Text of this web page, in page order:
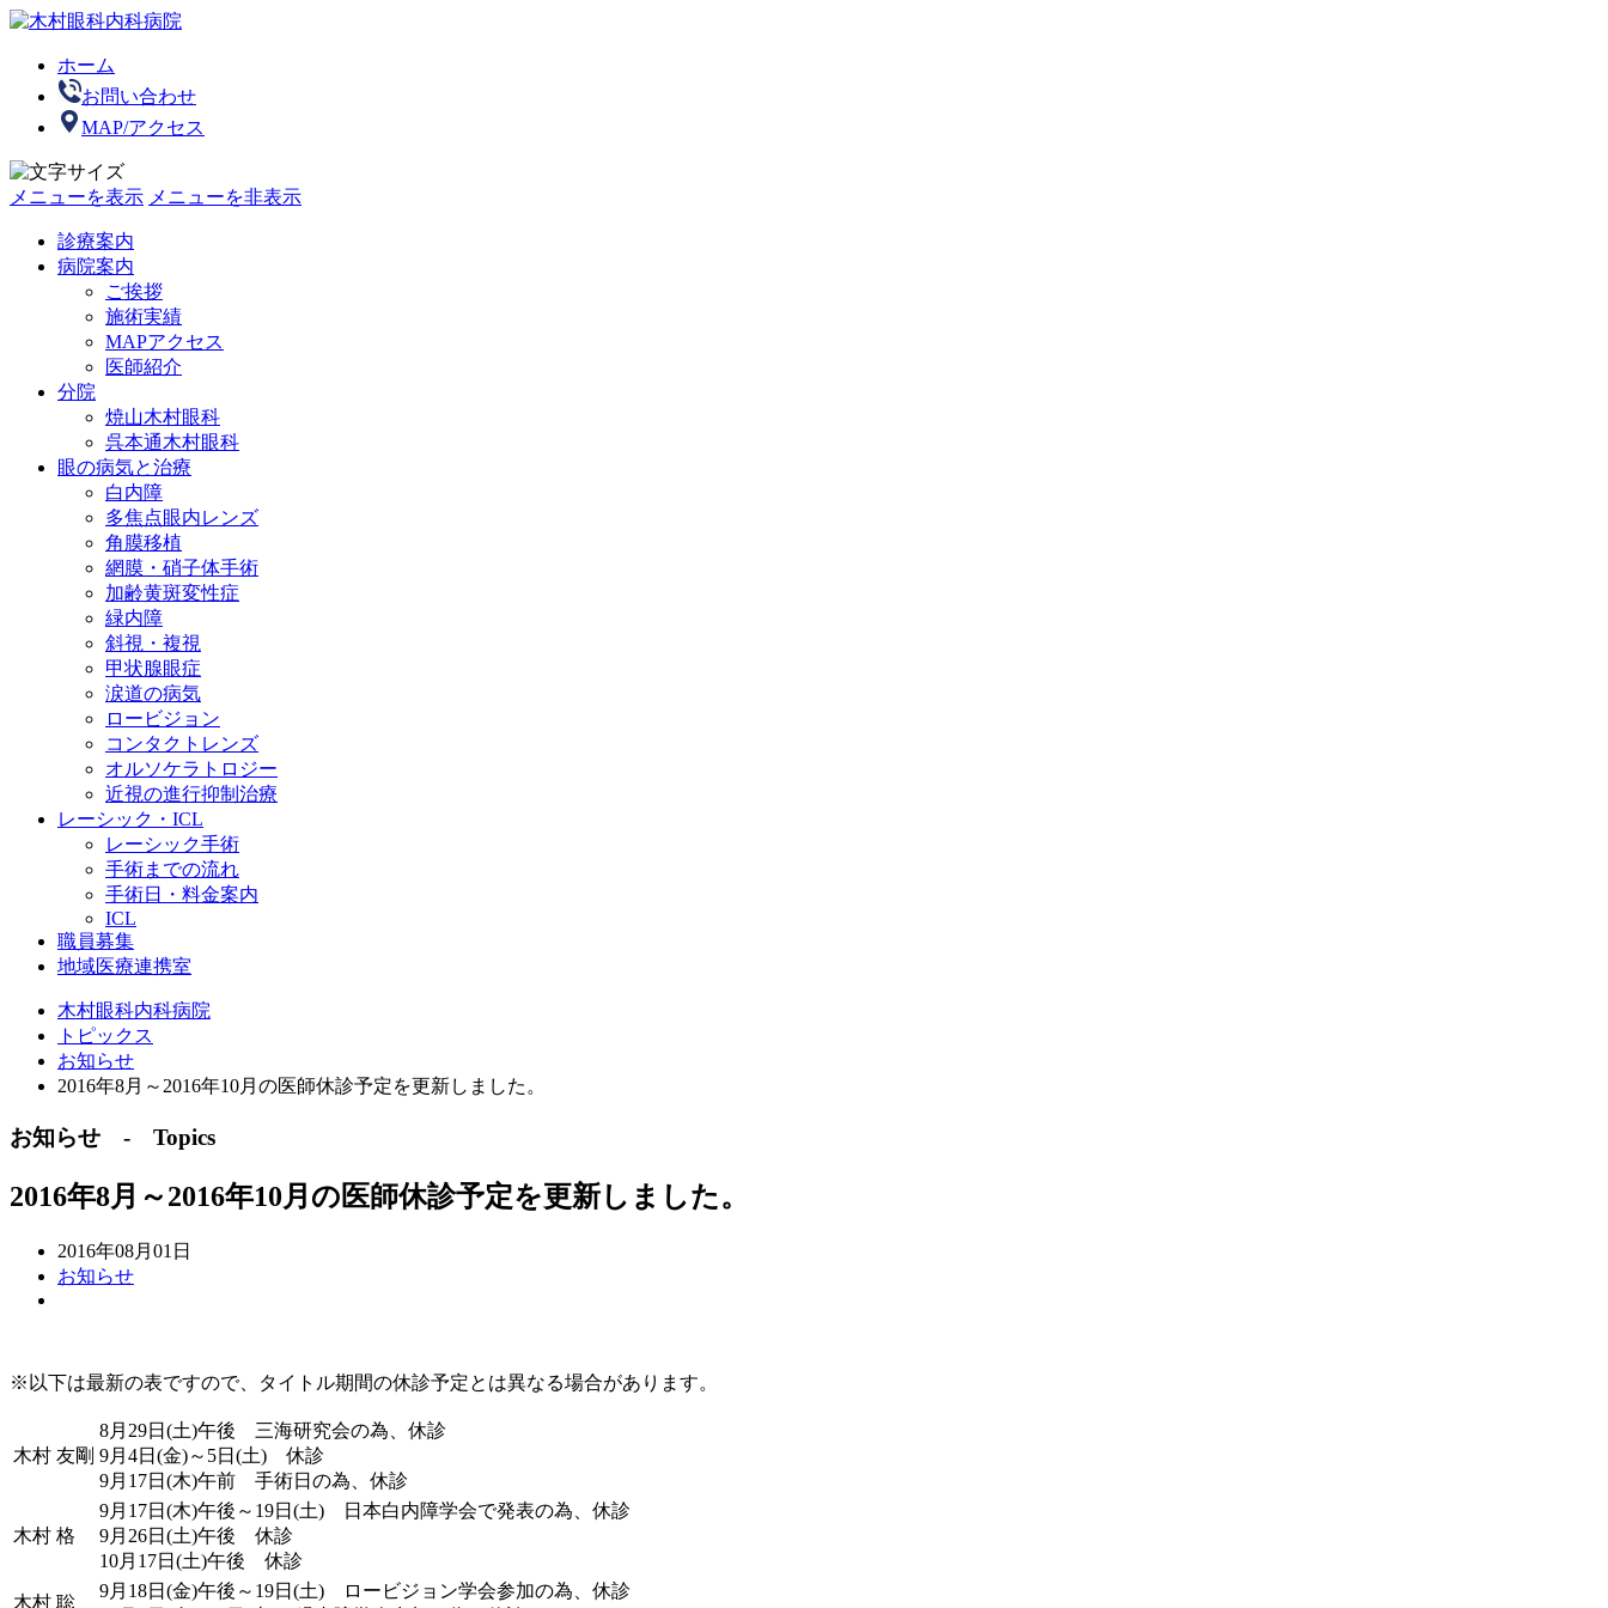
ホーム
お問い合わせ
MAP/アクセス
メニューを表示 メニューを非表示
診療案内
病院案内
ご挨拶
施術実績
MAPアクセス
医師紹介
分院
焼山木村眼科
呉本通木村眼科
眼の病気と治療
白内障
多焦点眼内レンズ
角膜移植
網膜・硝子体手術
加齢黄斑変性症
緑内障
斜視・複視
甲状腺眼症
涙道の病気
ロービジョン
コンタクトレンズ
オルソケラトロジー
近視の進行抑制治療
レーシック・ICL
レーシック手術
手術までの流れ
手術日・料金案内
ICL
職員募集
地域医療連携室
木村眼科内科病院
トピックス
お知らせ
2016年8月～2016年10月の医師休診予定を更新しました。
お知らせ - Topics
2016年8月～2016年10月の医師休診予定を更新しました。
2016年08月01日
お知らせ
※以下は最新の表ですので、タイトル期間の休診予定とは異なる場合があります。
木村 友剛
8月29日(土)午後 三海研究会の為、休診
9月4日(金)～5日(土) 休診
9月17日(木)午前 手術日の為、休診
木村 格
9月17日(木)午後～19日(土) 日本白内障学会で発表の為、休診
9月26日(土)午後 休診
10月17日(土)午後 休診
木村 聡
9月18日(金)午後～19日(土) ロービジョン学会参加の為、休診